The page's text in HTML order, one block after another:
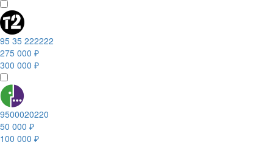
95 35 222222
275 000 ₽
300 000 ₽
9500020220
50 000 ₽
100 000 ₽